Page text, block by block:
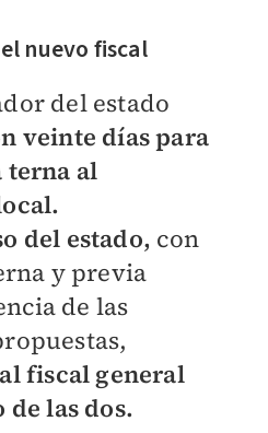
nuevo fiscal
del estado
veinte días para
terna al
del estado, con
y previa
de las
fiscal general
de las dos.